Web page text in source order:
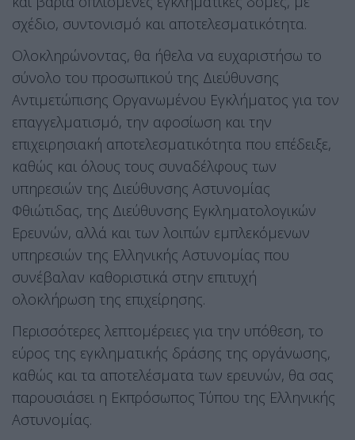
σχέδιο, συντονισμό και αποτελεσματικότητα.
Ολοκληρώνοντας, θα ήθελα να ευχαριστήσω το
σύνολο του προσωπικού της Διεύθυνσης
Αντιμετώπισης Οργανωμένου Εγκλήματος για τον
επαγγελματισμό, την αφοσίωση και την
επιχειρησιακή αποτελεσματικότητα που επέδειξε,
καθώς και όλους τους συναδέλφους των
υπηρεσιών της Διεύθυνσης Αστυνομίας
Φθιώτιδας, της Διεύθυνσης Εγκληματολογικών
Ερευνών, αλλά και των λοιπών εμπλεκόμενων
υπηρεσιών της Ελληνικής Αστυνομίας που
συνέβαλαν καθοριστικά στην επιτυχή
ολοκλήρωση της επιχείρησης.
Περισσότερες λεπτομέρειες για την υπόθεση, το
εύρος της εγκληματικής δράσης της οργάνωσης,
καθώς και τα αποτελέσματα των ερευνών, θα σας
παρουσιάσει η Εκπρόσωπος Τύπου της Ελληνικής
Αστυνομίας.